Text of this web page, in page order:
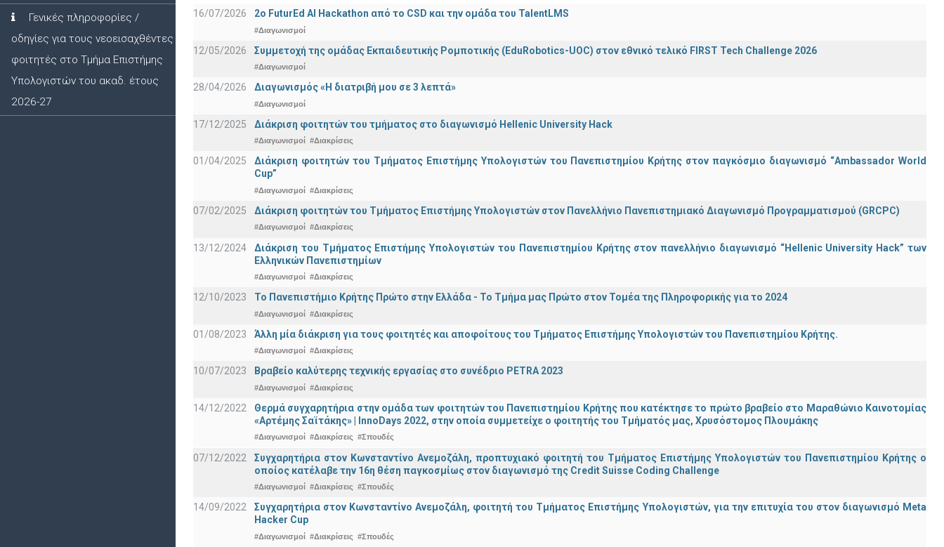
Γενικές πληροφορίες /
οδηγίες για τους νεοεισαχθέντες
φοιτητές στο Τμήμα Επιστήμης
Υπολογιστών του ακαδ. έτους
2026-27
16/07/2026
2o FuturEd AI Hackathon από το CSD και την ομάδα του TalentLMS
#Διαγωνισμοί
12/05/2026 Συμμετοχή της ομάδας Εκπαιδευτικής Ρομποτικής (EduRobotics-UOC) στον εθνικό τελικό FIRST Tech Challenge 2026
#Διαγωνισμοί
28/04/2026 Διαγωνισμός «Η διατριβή μου σε 3 λεπτά»
#Διαγωνισμοί
17/12/2025 Διάκριση φοιτητών του τμήματος στο διαγωνισμό Hellenic University Hack
#Διαγωνισμοί #Διακρίσεις
01/04/2025
Διάκριση φοιτητών του Τμήματος Επιστήμης Υπολογιστών του Πανεπιστημίου Κρήτης στον παγκόσμιο διαγωνισμό “Ambassador World
Cup”
#Διαγωνισμοί #Διακρίσεις
07/02/2025 Διάκριση φοιτητών του Τμήματος Επιστήμης Υπολογιστών στον Πανελλήνιο Πανεπιστημιακό Διαγωνισμό Προγραμματισμού (GRCPC)
#Διαγωνισμοί #Διακρίσεις
13/12/2024
Διάκριση του Τμήματος Επιστήμης Υπολογιστών του Πανεπιστημίου Κρήτης στον πανελλήνιο διαγωνισμό “Hellenic University Hack” των
Ελληνικών Πανεπιστημίων
#Διαγωνισμοί #Διακρίσεις
12/10/2023 Το Πανεπιστήμιο Κρήτης Πρώτο στην Ελλάδα - Το Τμήμα μας Πρώτο στον Τομέα της Πληροφορικής για το 2024
#Διαγωνισμοί #Διακρίσεις
01/08/2023 Άλλη μία διάκριση για τους φοιτητές και αποφοίτους του Τμήματος Επιστήμης Υπολογιστών του Πανεπιστημίου Κρήτης.
#Διαγωνισμοί #Διακρίσεις
10/07/2023 Βραβείο καλύτερης τεχνικής εργασίας στο συνέδριο PETRA 2023
#Διαγωνισμοί #Διακρίσεις
14/12/2022
Θερμά συγχαρητήρια στην ομάδα των φοιτητών του Πανεπιστημίου Κρήτης που κατέκτησε το πρώτο βραβείο στο Μαραθώνιο Καινοτομίας
«Αρτέμης Σαϊτάκης» | InnoDays 2022, στην οποία συμμετείχε ο φοιτητής του Τμήματός μας, Χρυσόστομος Πλουμάκης
#Διαγωνισμοί #Διακρίσεις #Σπουδές
07/12/2022
Συγχαρητήρια στον Κωνσταντίνο Ανεμοζάλη, προπτυχιακό φοιτητή του Τμήματος Επιστήμης Υπολογιστών του Πανεπιστημίου Κρήτης ο
οποίος κατέλαβε την 16η θέση παγκοσμίως στον διαγωνισμό της Credit Suisse Coding Challenge
#Διαγωνισμοί #Διακρίσεις #Σπουδές
14/09/2022
Συγχαρητήρια στον Κωνσταντίνο Ανεμοζάλη, φοιτητή του Τμήματος Επιστήμης Υπολογιστών, για την επιτυχία του στον διαγωνισμό Meta
Hacker Cup
#Διαγωνισμοί #Διακρίσεις #Σπουδές